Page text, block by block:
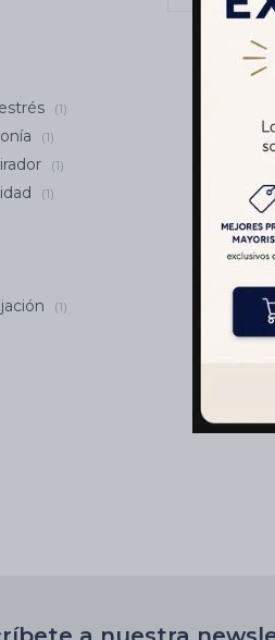
(1)
(1)
(1)
(1)
(1)